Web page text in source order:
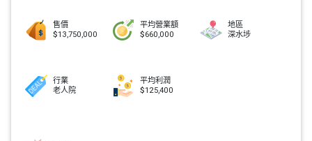
售價
$13,750,000
平均營業額
$660,000
地區
深水埗
行業
老人院
平均利潤
$125,400